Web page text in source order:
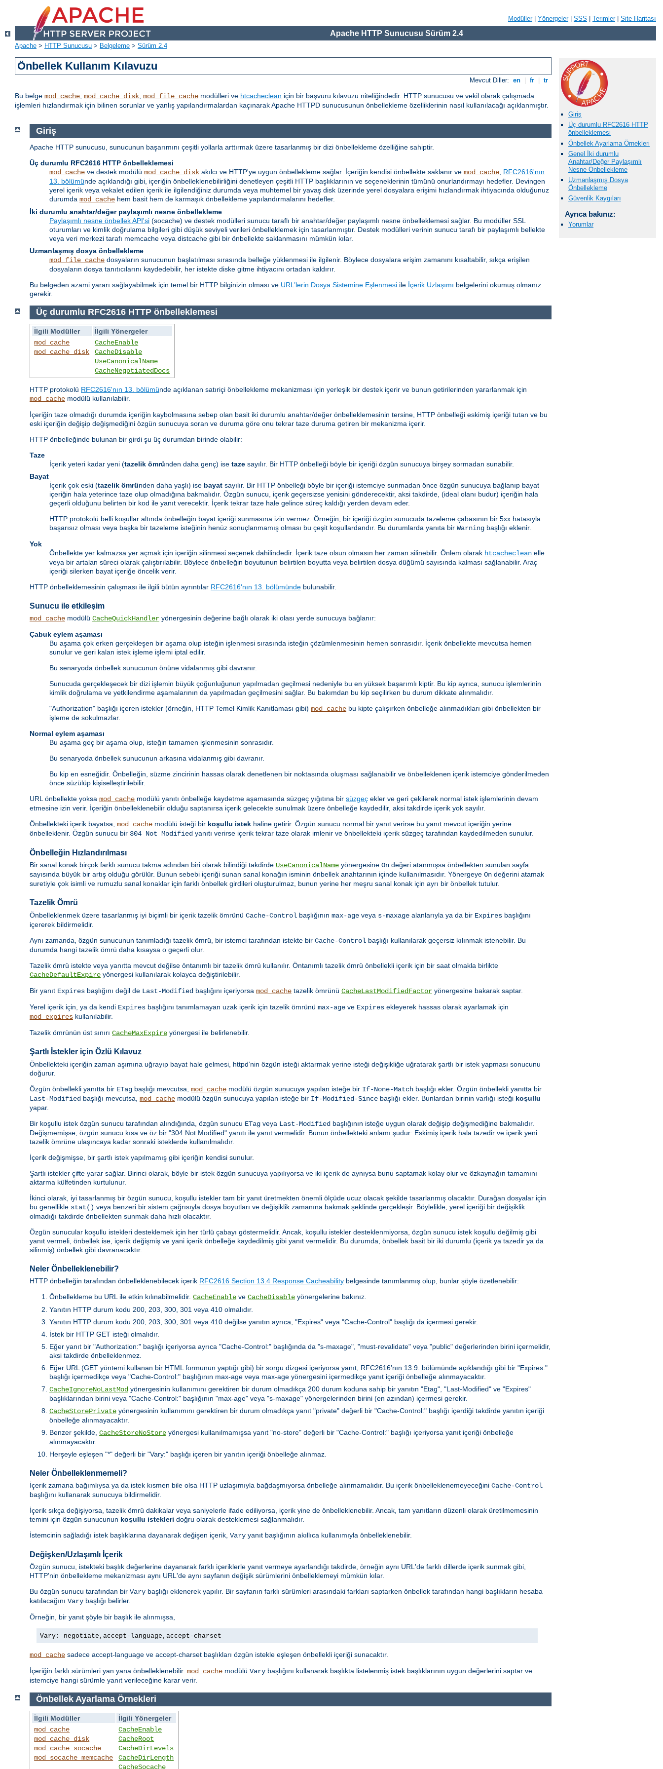
Modüller| Yönergeler| SSS Terimler| Site Haritası
Apache HTTP Sunucusu Sürüm 2.4
Apache > HTTP Sunucusu > Belgeleme > Sürüm 2.4
Önbellek Kullanım Kılavuzu
Mevcut Diller: en fr tr
Bu belge mod_cache, mod_cache_disk, mod_file_cache modülleri ve htcacheclean için bir başvuru kılavuzu niteliğindedir. HTTP sunucusu ve vekil olarak çalışmada
işlemleri hızlandırmak için bilinen sorunlar ve yanlış yapılandırmalardan kaçınarak Apache HTTPD sunucusunun önbellekleme özelliklerinin nasıl kullanılacağı açıklanmıştır.
Giriş
Üç durumlu RFC2616 HTTP
önbelleklemesi
Önbellek Ayarlama Örnekleri
Genel İki durumlu
Anahtar/Değer Paylaşımlı
Nesne Önbellekleme
Uzmanlaşmış Dosya
Önbellekleme
Güvenlik Kaygıları
Ayrıca bakınız:
Yorumlar
Giriş
Apache HTTP sunucusu, sunucunun başarımını çeşitli yollarla arttırmak üzere tasarlanmış bir dizi önbellekleme özelliğine sahiptir.
Üç durumlu RFC2616 HTTP önbelleklemesi
mod_cache ve destek modülü mod_cache_disk akılcı ve HTTP'ye uygun önbellekleme sağlar. İçeriğin kendisi önbellekte saklanır ve mod_cache RFC2616'nın
13. bölümünde açıklandığı gibi, içeriğin önbelleklenebilirliğini denetleyen çeşitli HTTP başlıklarının ve seçeneklerinin tümünü onurlandırmayı hedefler. Devingen
yerel içerik veya vekalet edilen içerik ile ilgilendiğiniz durumda veya muhtemel bir yavaş disk üzerinde yerel dosyalara erişimi hızlandırmak ihtiyacında olduğunuz
durumda mod_cache hem basit hem de karmaşık önbellekleme yapılandırmalarını hedefler.
İki durumlu anahtar/değer paylaşımlı nesne önbellekleme
Paylaşımlı nesne önbellek API'si (socache) ve destek modülleri sunucu taraflı bir anahtar/değer paylaşımlı nesne önbelleklemesi sağlar. Bu modüller SSL
oturumları ve kimlik doğrulama bilgileri gibi düşük seviyeli verileri önbelleklemek için tasarlanmıştır. Destek modülleri verinin sunucu tarafı bir paylaşımlı bellekte
veya veri merkezi tarafı memcache veya distcache gibi bir önbellekte saklanmasını mümkün kılar.
Uzmanlaşmış dosya önbellekleme
mod_file_cache dosyaların sunucunun başlatılması sırasında belleğe yüklenmesi ile ilgilenir. Böylece dosyalara erişim zamanını kısaltabilir, sıkça erişilen
dosyaların dosya tanıtıcılarını kaydedebilir, her istekte diske gitme ihtiyacını ortadan kaldırır.
Bu belgeden azami yararı sağlayabilmek için temel bir HTTP bilginizin olması ve URL’lerin Dosya Sistemine Eşlenmesi ile İçerik Uzlaşımı belgelerini okumuş olmanız
gerekir.
Üç durumlu RFC2616 HTTP önbelleklemesi
İlgili Modüller
İlgili Yönergeler
mod_cache
mod_cache_disk
CacheEnable
CacheDisable
UseCanonicalName
CacheNegotiatedDocs
HTTP protokolü RFC2616'nın 13. bölümünde açıklanan satıriçi önbellekleme mekanizması için yerleşik bir destek içerir ve bunun getirilerinden yararlanmak için
mod_cache modülü kullanılabilir.
İçeriğin taze olmadığı durumda içeriğin kaybolmasına sebep olan basit iki durumlu anahtar/değer önbelleklemesinin tersine, HTTP önbelleği eskimiş içeriği tutan ve bu
eski içeriğin değişip değişmediğini özgün sunucuya soran ve duruma göre onu tekrar taze duruma getiren bir mekanizma içerir.
HTTP önbelleğinde bulunan bir girdi şu üç durumdan birinde olabilir:
Taze
İçerik yeteri kadar yeni (tazelik ömründen daha genç) ise taze sayılır. Bir HTTP önbelleği böyle bir içeriği özgün sunucuya birşey sormadan sunabilir.
Bayat
İçerik çok eski (tazelik ömründen daha yaşlı) ise bayat sayılır. Bir HTTP önbelleği böyle bir içeriği istemciye sunmadan önce özgün sunucuya bağlanıp bayat
içeriğin hala yeterince taze olup olmadığına bakmalıdır. Özgün sunucu, içerik geçersizse yenisini gönderecektir, aksi takdirde, (ideal olanı budur) içeriğin hala
geçerli olduğunu belirten bir kod ile yanıt verecektir. İçerik tekrar taze hale gelince süreç kaldığı yerden devam eder.
HTTP protokolü belli koşullar altında önbelleğin bayat içeriği sunmasına izin vermez. Örneğin, bir içeriği özgün sunucuda tazeleme çabasının bir 5xx hatasıyla
başarısız olması veya başka bir tazeleme isteğinin henüz sonuçlanmamış olması bu çeşit koşullardandır. Bu durumlarda yanıta bir Warning başlığı eklenir.
Yok
Önbellekte yer kalmazsa yer açmak için içeriğin silinmesi seçenek dahilindedir. İçerik taze olsun olmasın her zaman silinebilir. Önlem olarak htcacheclean elle
veya bir artalan süreci olarak çalıştırılabilir. Böylece önbelleğin boyutunun belirtilen boyutta veya belirtilen dosya düğümü sayısında kalması sağlanabilir. Araç
içeriği silerken bayat içeriğe öncelik verir.
HTTP önbelleklemesinin çalışması ile ilgili bütün ayrıntılar RFC2616'nın 13. bölümünde bulunabilir.
Sunucu ile etkileşim
mod_cache modülü CacheQuickHandler yönergesinin değerine bağlı olarak iki olası yerde sunucuya bağlanır:
Çabuk eylem aşaması
Bu aşama çok erken gerçekleşen bir aşama olup isteğin işlenmesi sırasında isteğin çözümlenmesinin hemen sonrasıdır. İçerik önbellekte mevcutsa hemen
sunulur ve geri kalan istek işleme işlemi iptal edilir.
Bu senaryoda önbellek sunucunun önüne vidalanmış gibi davranır.
Sunucuda gerçekleşecek bir dizi işlemin büyük çoğunluğunun yapılmadan geçilmesi nedeniyle bu en yüksek başarımlı kiptir. Bu kip ayrıca, sunucu işlemlerinin
kimlik doğrulama ve yetkilendirme aşamalarının da yapılmadan geçilmesini sağlar. Bu bakımdan bu kip seçilirken bu durum dikkate alınmalıdır.
"Authorization" başlığı içeren istekler (örneğin, HTTP Temel Kimlik Kanıtlaması gibi) mod_cache bu kipte çalışırken önbelleğe alınmadıkları gibi önbellekten bir
işleme de sokulmazlar.
Normal eylem aşaması
Bu aşama geç bir aşama olup, isteğin tamamen işlenmesinin sonrasıdır.
Bu senaryoda önbellek sunucunun arkasına vidalanmış gibi davranır.
Bu kip en esneğidir. Önbelleğin, süzme zincirinin hassas olarak denetlenen bir noktasında oluşması sağlanabilir ve önbelleklenen içerik istemciye gönderilmeden
önce süzülüp kişiselleştirilebilir.
URL önbellekte yoksa mod_cache modülü yanıtı önbelleğe kaydetme aşamasında süzgeç yığıtına bir süzgeç ekler ve geri çekilerek normal istek işlemlerinin devam
etmesine izin verir. İçeriğin önbelleklenebilir olduğu saptanırsa içerik gelecekte sunulmak üzere önbelleğe kaydedilir, aksi takdirde içerik yok sayılır.
Önbellekteki içerik bayatsa, mod_cache modülü isteği bir koşullu istek haline getirir. Özgün sunucu normal bir yanıt verirse bu yanıt mevcut içeriğin yerine
önbelleklenir. Özgün sunucu bir 304 Not Modified yanıtı verirse içerik tekrar taze olarak imlenir ve önbellekteki içerik süzgeç tarafından kaydedilmeden sunulur.
Önbelleğin Hızlandırılması
Bir sanal konak birçok farklı sunucu takma adından biri olarak bilindiği takdirde UseCanonicalName yönergesine On değeri atanmışsa önbellekten sunulan sayfa
sayısında büyük bir artış olduğu görülür. Bunun sebebi içeriği sunan sanal konağın isminin önbellek anahtarının içinde kullanılmasıdır. Yönergeye On değerini atamak
suretiyle çok isimli ve rumuzlu sanal konaklar için farklı önbellek girdileri oluşturulmaz, bunun yerine her meşru sanal konak için ayrı bir önbellek tutulur.
Tazelik Ömrü
Önbelleklenmek üzere tasarlanmış iyi biçimli bir içerik tazelik ömrünü Cache-Control başlığının max-age veya s-maxage alanlarıyla ya da bir Expires başlığını
içererek bildirmelidir.
Aynı zamanda, özgün sunucunun tanımladığı tazelik ömrü, bir istemci tarafından istekte bir Cache-Control başlığı kullanılarak geçersiz kılınmak istenebilir. Bu
durumda hangi tazelik ömrü daha kısaysa o geçerli olur.
Tazelik ömrü istekte veya yanıtta mevcut değilse öntanımlı bir tazelik ömrü kullanılır. Öntanımlı tazelik ömrü önbellekli içerik için bir saat olmakla birlikte
CacheDefaultExpire yönergesi kullanılarak kolayca değiştirilebilir.
Bir yanıt Expires başlığını değil de Last-Modified başlığını içeriyorsa mod_cache tazelik ömrünü CacheLastModifiedFactor yönergesine bakarak saptar.
Yerel içerik için, ya da kendi Expires başlığını tanımlamayan uzak içerik için tazelik ömrünü max-age ve Expires ekleyerek hassas olarak ayarlamak için
mod_expires kullanılabilir.
Tazelik ömrünün üst sınırı CacheMaxExpire yönergesi ile belirlenebilir.
Şartlı İstekler için Özlü Kılavuz
Önbellekteki içeriğin zaman aşımına uğrayıp bayat hale gelmesi, httpd’nin özgün isteği aktarmak yerine isteği değişikliğe uğratarak şartlı bir istek yapması sonucunu
doğurur.
Özgün önbellekli yanıtta bir ETag başlığı mevcutsa, mod_cache modülü özgün sunucuya yapılan isteğe bir If-None-Match başlığı ekler. Özgün önbellekli yanıtta bir
Last-Modified başlığı mevcutsa, mod_cache modülü özgün sunucuya yapılan isteğe bir If-Modified-Since başlığı ekler. Bunlardan birinin varlığı isteği koşullu
yapar.
Bir koşullu istek özgün sunucu tarafından alındığında, özgün sunucu ETag veya Last-Modified başlığının isteğe uygun olarak değişip değişmediğine bakmalıdır.
Değişmemişse, özgün sunucu kısa ve öz bir "304 Not Modified" yanıtı ile yanıt vermelidir. Bunun önbellekteki anlamı şudur: Eskimiş içerik hala tazedir ve içerik yeni
tazelik ömrüne ulaşıncaya kadar sonraki isteklerde kullanılmalıdır.
İçerik değişmişse, bir şartlı istek yapılmamış gibi içeriğin kendisi sunulur.
Şartlı istekler çifte yarar sağlar. Birinci olarak, böyle bir istek özgün sunucuya yapılıyorsa ve iki içerik de aynıysa bunu saptamak kolay olur ve özkaynağın tamamını
aktarma külfetinden kurtulunur.
İkinci olarak, iyi tasarlanmış bir özgün sunucu, koşullu istekler tam bir yanıt üretmekten önemli ölçüde ucuz olacak şekilde tasarlanmış olacaktır. Durağan dosyalar için
bu genellikle stat() veya benzeri bir sistem çağrısıyla dosya boyutları ve değişiklik zamanına bakmak şeklinde gerçekleşir. Böylelikle, yerel içeriği bir değişiklik
olmadığı takdirde önbellekten sunmak daha hızlı olacaktır.
Özgün sunucular koşullu istekleri desteklemek için her türlü çabayı göstermelidir. Ancak, koşullu istekler desteklenmiyorsa, özgün sunucu istek koşullu değilmiş gibi
yanıt vermeli, önbellek ise, içerik değişmiş ve yani içerik önbelleğe kaydedilmiş gibi yanıt vermelidir. Bu durumda, önbellek basit bir iki durumlu (içerik ya tazedir ya da
silinmiş) önbellek gibi davranacaktır.
Neler Önbelleklenebilir?
HTTP önbelleğin tarafından önbelleklenebilecek içerik RFC2616 Section 13.4 Response Cacheability belgesinde tanımlanmış olup, bunlar şöyle özetlenebilir:
Önbellekleme bu URL ile etkin kılınabilmelidir. CacheEnable ve CacheDisable yönergelerine bakınız.
Yanıtın HTTP durum kodu 200, 203, 300, 301 veya 410 olmalıdır.
Yanıtın HTTP durum kodu 200, 203, 300, 301 veya 410 değilse yanıtın ayrıca, "Expires" veya "Cache-Control" başlığı da içermesi gerekir.
İstek bir HTTP GET isteği olmalıdır.
Eğer yanıt bir "Authorization:" başlığı içeriyorsa ayrıca "Cache-Control:" başlığında da "s-maxage", "must-revalidate" veya "public" değerlerinden birini içermelidir,
aksi takdirde önbelleklenmez.
Eğer URL (GET yöntemi kullanan bir HTML formunun yaptığı gibi) bir sorgu dizgesi içeriyorsa yanıt, RFC2616’nın 13.9. bölümünde açıklandığı gibi bir "Expires:"
başlığı içermedikçe veya "Cache-Control:" başlığının max-age veya max-age yönergesini içermedikçe yanıt içeriği önbelleğe alınmayacaktır.
CacheIgnoreNoLastMod yönergesinin kullanımını gerektiren bir durum olmadıkça 200 durum koduna sahip bir yanıtın "Etag", "Last-Modified" ve "Expires"
başlıklarından birini veya "Cache-Control:" başlığının "max-age" veya "s-maxage" yönergelerinden birini (en azından) içermesi gerekir.
CacheStorePrivate yönergesinin kullanımını gerektiren bir durum olmadıkça yanıt "private" değerli bir "Cache-Control:" başlığı içerdiği takdirde yanıtın içeriği
önbelleğe alınmayacaktır.
Benzer şekilde, CacheStoreNoStore yönergesi kullanılmamışsa yanıt "no-store" değerli bir "Cache-Control:" başlığı içeriyorsa yanıt içeriği önbelleğe
alınmayacaktır.
Herşeyle eşleşen "*" değerli bir "Vary:" başlığı içeren bir yanıtın içeriği önbelleğe alınmaz.
Neler Önbelleklenmemeli?
İçerik zamana bağımlıysa ya da istek kısmen bile olsa HTTP uzlaşımıyla bağdaşmıyorsa önbelleğe alınmamalıdır. Bu içerik önbelleklenemeyeceğini Cache-Control
başlığını kullanarak sunucuya bildirmelidir.
İçerik sıkça değişiyorsa, tazelik ömrü dakikalar veya saniyelerle ifade ediliyorsa, içerik yine de önbelleklenebilir. Ancak, tam yanıtların düzenli olarak üretilmemesinin
temini için özgün sunucunun koşullu istekleri doğru olarak desteklemesi sağlanmalıdır.
İstemcinin sağladığı istek başlıklarına dayanarak değişen içerik, Vary yanıt başlığının akıllıca kullanımıyla önbelleklenebilir.
Değişken/Uzlaşımlı İçerik
Özgün sunucu, istekteki başlık değerlerine dayanarak farklı içeriklerle yanıt vermeye ayarlandığı takdirde, örneğin aynı URL'de farklı dillerde içerik sunmak gibi,
HTTP'nin önbellekleme mekanizması aynı URL'de aynı sayfanın değişik sürümlerini önbelleklemeyi mümkün kılar.
Bu özgün sunucu tarafından bir Vary başlığı eklenerek yapılır. Bir sayfanın farklı sürümleri arasındaki farkları saptarken önbellek tarafından hangi başlıkların hesaba
katılacağını Vary başlığı belirler.
Örneğin, bir yanıt şöyle bir başlık ile alınmışsa,
Vary: negotiate,accept-language,accept-charset
mod_cache sadece accept-language ve accept-charset başlıkları özgün istekle eşleşen önbellekli içeriği sunacaktır.
İçeriğin farklı sürümleri yan yana önbelleklenebilir. mod_cache modülü Vary başlığını kullanarak başlıkta listelenmiş istek başlıklarının uygun değerlerini saptar ve
istemciye hangi sürümle yanıt verileceğine karar verir.
Önbellek Ayarlama Örnekleri
İlgili Modüller
İlgili Yönergeler
mod_cache
mod_cache_disk
mod_cache_socache
mod_socache_memcache
CacheEnable
CacheRoot
CacheDirLevels
CacheDirLength
CacheSocache